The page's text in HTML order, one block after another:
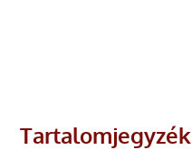
Tartalomjegyzék